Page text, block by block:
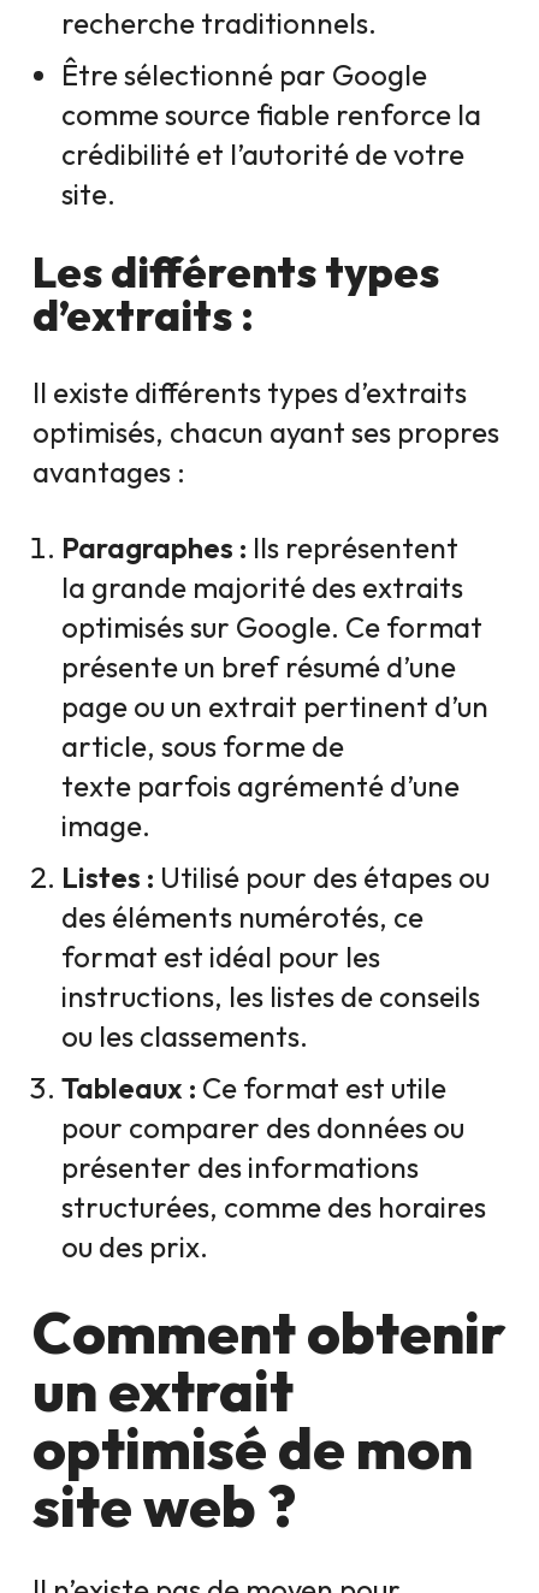
recherche traditionnels.
Être sélectionné par Google
comme source fiable renforce la
crédibilité et l’autorité de votre
site.
Les différents types
d’extraits :
Il existe différents types d’extraits
optimisés, chacun ayant ses propres
avantages :
Paragraphes : Ils représentent
la grande majorité des extraits
optimisés sur Google. Ce format
présente un bref résumé d’une
page ou un extrait pertinent d’un
article, sous forme de
texte parfois agrémenté d’une
image.
Listes : Utilisé pour des étapes ou
des éléments numérotés, ce
format est idéal pour les
instructions, les listes de conseils
ou les classements.
Tableaux : Ce format est utile
pour comparer des données ou
présenter des informations
structurées, comme des horaires
ou des prix.
Comment obtenir
un extrait
optimisé de mon
site web ?